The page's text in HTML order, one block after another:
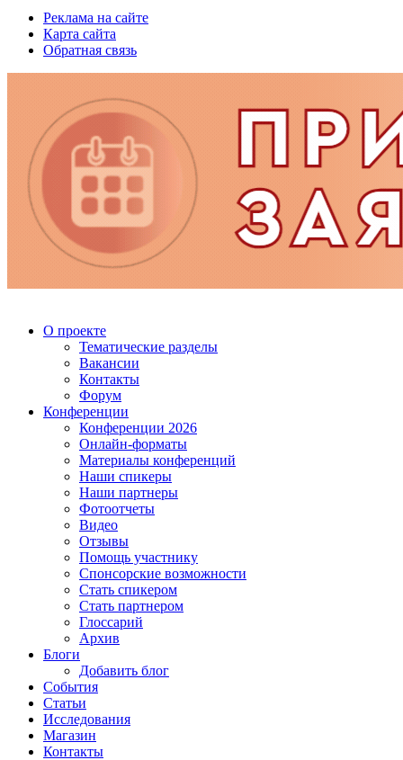
Реклама на сайте
Карта сайта
Обратная связь
О проекте
Тематические разделы
Вакансии
Контакты
Форум
Конференции
Конференции 2026
Онлайн-форматы
Материалы конференций
Наши спикеры
Наши партнеры
Фотоотчеты
Видео
Отзывы
Помощь участнику
Спонсорские возможности
Стать спикером
Стать партнером
Глоссарий
Архив
Блоги
Добавить блог
События
Статьи
Исследования
Магазин
Контакты